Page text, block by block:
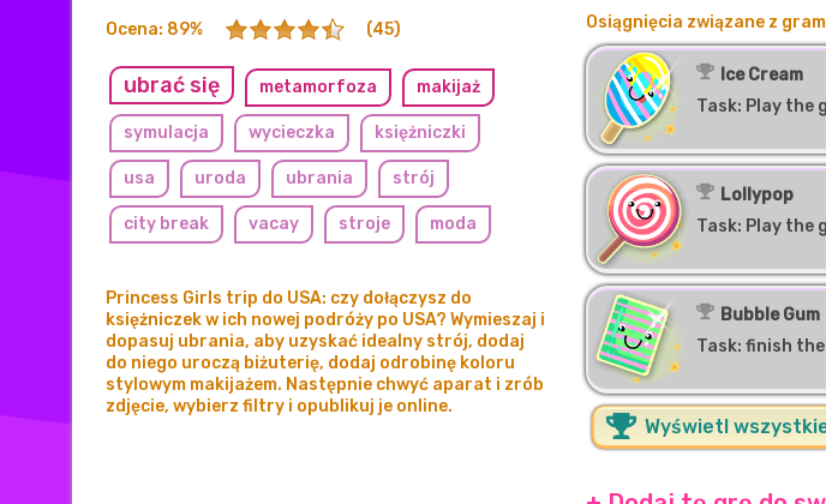
Ocena: 89% (45)
ubrać się metamorfoza makijaż
symulacja wycieczka księżniczki
usa uroda ubrania strój
city break vacay stroje moda
Princess Girls trip do USA: czy dołączysz do
księżniczek w ich nowej podróży po USA? Wymieszaj i
dopasuj ubrania, aby uzyskać idealny strój, dodaj
do niego uroczą biżuterię, dodaj odrobinę koloru
stylowym makijażem. Następnie chwyć aparat i zrób
zdjęcie, wybierz filtry i opublikuj je online.
Osiągnięcia związane z
Ice Cream
Task: Play the
Lollypop
Task: Play the
Bubble Gum
Task: finish
Wyświetl